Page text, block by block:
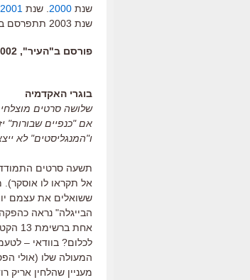
שנת 2000 . שנת 2001
שנת 2003 תתפרסם ביום חמישי, ומאז בכל יום שנה נוספת עד ליום שלישי, 23.9, יום פרסי אופיר.
פורסם ב"העיר", 7.11.2002
בוגרי האקדמיה
אם "כנפיים שבורות"
ו"המנגליסטים" לא
תשעה סרטים
אל תקראו לו
ששואלים את עצמם
הבייגלה" נראה
אחת
לכלום? בוודאי –
המעולה שלו (אולי
מעניין שהלחין